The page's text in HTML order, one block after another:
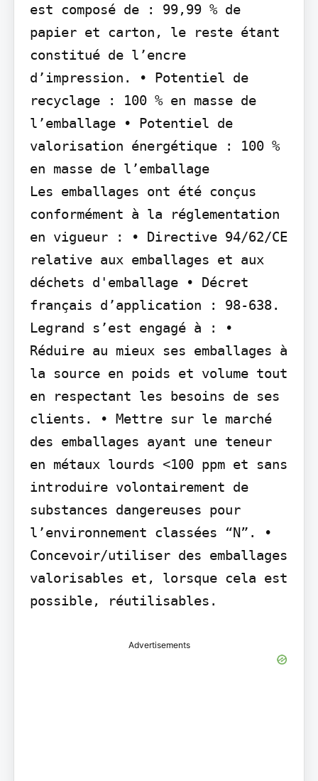
est composé de : 99,99 % de
papier et carton, le reste étant
constitué de l’encre
d’impression. • Potentiel de
recyclage : 100 % en masse de
l’emballage • Potentiel de
valorisation énergétique : 100 %
en masse de l’emballage
Les emballages ont été conçus
conformément à la réglementation
en vigueur : • Directive 94/62/CE
relative aux emballages et aux
déchets d'emballage • Décret
français d’application : 98-638.
Legrand s’est engagé à : •
Réduire au mieux ses emballages à
la source en poids et volume tout
en respectant les besoins de ses
clients. • Mettre sur le marché
des emballages ayant une teneur
en métaux lourds <100 ppm et sans
introduire volontairement de
substances dangereuses pour
l’environnement classées “N”. •
Concevoir/utiliser des emballages
valorisables et, lorsque cela est
possible, réutilisables.
Advertisements